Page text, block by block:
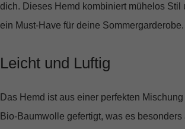
dich. Dieses Hemd kombiniert mühelos Stil
ein Must-Have für deine Sommergarderobe.
Leicht und Luftig
Das Hemd ist aus einer perfekten
Bio-Baumwolle gefertigt, was es besonders